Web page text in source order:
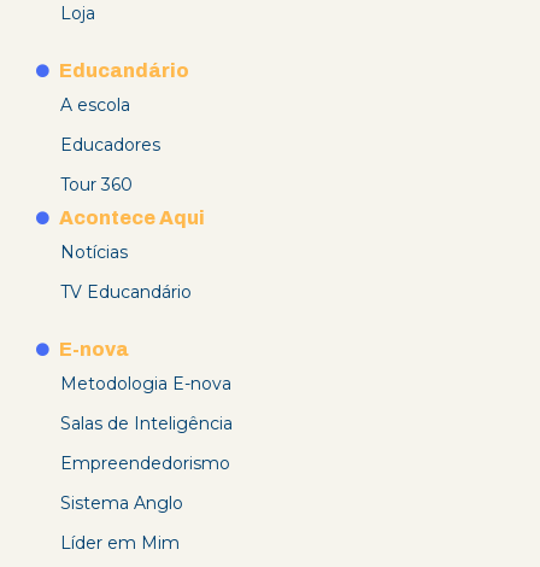
Loja
Educandário
A escola
Educadores
Tour 360
Acontece Aqui
Notícias
TV Educandário
E-nova
Metodologia E-nova
Salas de Inteligência
Empreendedorismo
Sistema Anglo
Líder em Mim